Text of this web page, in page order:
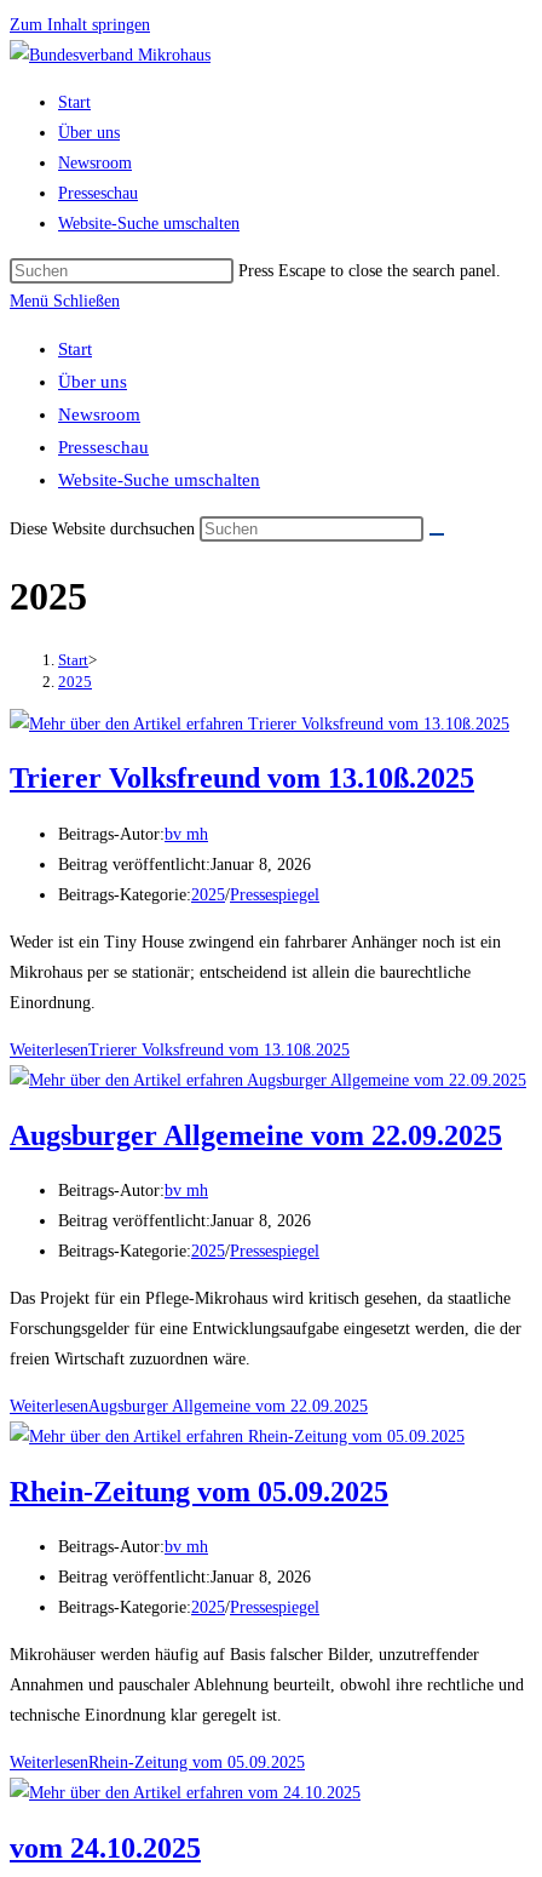
Zum Inhalt springen
Start
Über uns
Newsroom
Presseschau
Website-Suche umschalten
Press Escape to close the search panel.
Menü Schließen
Start
Über uns
Newsroom
Presseschau
Website-Suche umschalten
Diese Website durchsuchen
2025
Start>
2025
Trierer Volksfreund vom 13.10ß.2025
Beitrags-Autor:bv mh
Beitrag veröffentlicht:Januar 8, 2026
Beitrags-Kategorie:2025/Pressespiegel
Weder ist ein Tiny House zwingend ein fahrbarer Anhänger noch ist ein
Mikrohaus per se stationär; entscheidend ist allein die baurechtliche
Einordnung.
WeiterlesenTrierer Volksfreund vom 13.10ß.2025
Augsburger Allgemeine vom 22.09.2025
Beitrags-Autor:bv mh
Beitrag veröffentlicht:Januar 8, 2026
Beitrags-Kategorie:2025/Pressespiegel
Das Projekt für ein Pflege-Mikrohaus wird kritisch gesehen, da staatliche
Forschungsgelder für eine Entwicklungsaufgabe eingesetzt werden, die der
freien Wirtschaft zuzuordnen wäre.
WeiterlesenAugsburger Allgemeine vom 22.09.2025
Rhein-Zeitung vom 05.09.2025
Beitrags-Autor:bv mh
Beitrag veröffentlicht:Januar 8, 2026
Beitrags-Kategorie:2025/Pressespiegel
Mikrohäuser werden häufig auf Basis falscher Bilder, unzutreffender
Annahmen und pauschaler Ablehnung beurteilt, obwohl ihre rechtliche und
technische Einordnung klar geregelt ist.
WeiterlesenRhein-Zeitung vom 05.09.2025
vom 24.10.2025